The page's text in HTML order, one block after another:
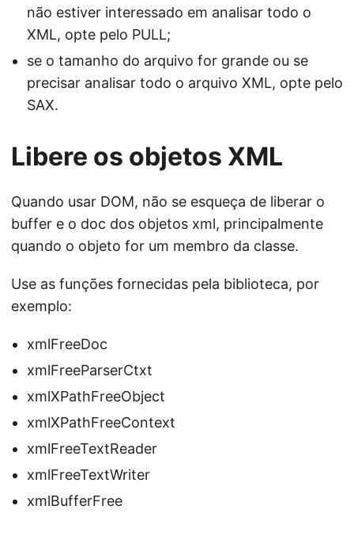
não estiver interessado em analisar todo o
XML, opte pelo PULL;
se o tamanho do arquivo for grande ou se
precisar analisar todo o arquivo XML, opte pelo
SAX.
Libere os objetos XML
Quando usar DOM, não se esqueça de liberar o
buffer e o doc dos objetos xml, principalmente
quando o objeto for um membro da classe.
Use as funções fornecidas pela biblioteca, por
exemplo:
xmlFreeDoc
xmlFreeParserCtxt
xmlXPathFreeObject
xmlXPathFreeContext
xmlFreeTextReader
xmlFreeTextWriter
xmlBufferFree